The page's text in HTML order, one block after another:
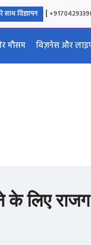
साथ विज्ञापन |
मौसम बिज़नेस और
लिए